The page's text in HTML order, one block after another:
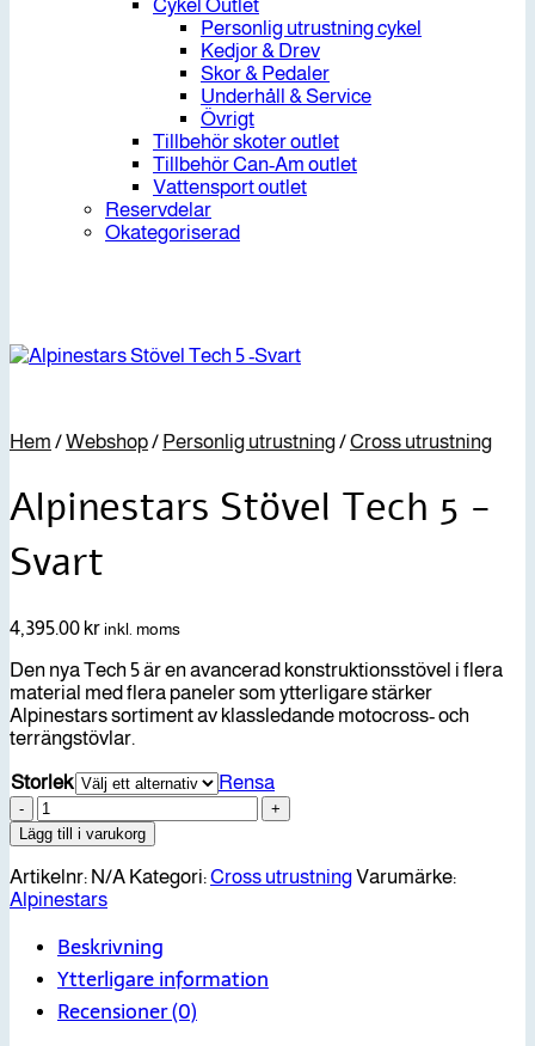
Cykel Outlet
Personlig utrustning cykel
Kedjor & Drev
Skor & Pedaler
Underhåll & Service
Övrigt
Tillbehör skoter outlet
Tillbehör Can-Am outlet
Vattensport outlet
Reservdelar
Okategoriserad
Hem /Webshop/ Personlig utrustning/Cross utrustning
Alpinestars Stövel Tech 5 -
Svart
4,395.00 krinkl. moms
Den nya Tech 5 är en avancerad konstruktionsstövel i flera
material med flera paneler som ytterligare stärker
Alpinestars sortiment av klassledande motocross- och
terrängstövlar.
Storlek
Rensa
Alpinestars
Stövel
Tech
5
-
mängd
Lägg till i varukorg
Artikelnr: N/A Kategori:Cross utrustningVarumärke:
Alpinestars
Beskrivning
Ytterligare information
Recensioner (0)